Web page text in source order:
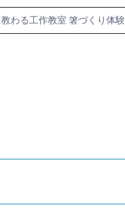
教わる工作教室 箸づくり体験